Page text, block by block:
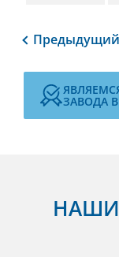
Предыдущий
ЗАВОДА